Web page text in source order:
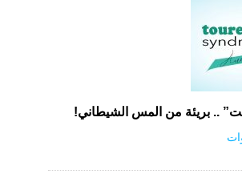
.. بريئة من المس الشيطاني!